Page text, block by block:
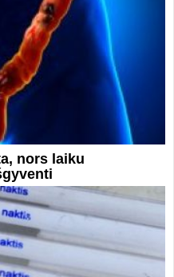
nors laiku